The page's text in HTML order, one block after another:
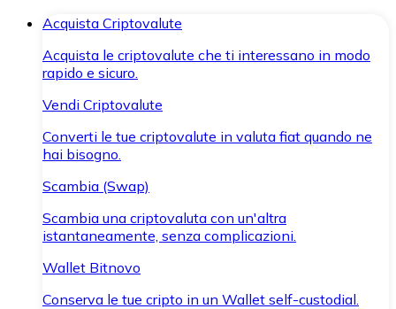
Acquista Criptovalute
Acquista le criptovalute che ti interessano in modo
rapido e sicuro.
Vendi Criptovalute
Converti le tue criptovalute in valuta fiat quando ne
hai bisogno.
Scambia (Swap)
Scambia una criptovaluta con un'altra
istantaneamente, senza complicazioni.
Wallet Bitnovo
Conserva le tue cripto in un Wallet self-custodial.